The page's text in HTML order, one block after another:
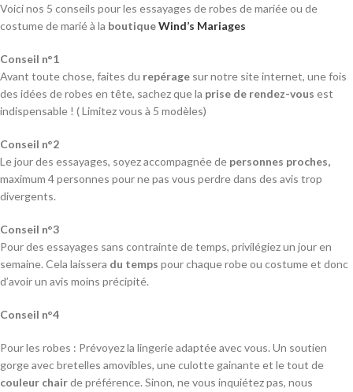
Voici nos 5 conseils pour les essayages de robes de mariée ou de
costume de marié à la boutiqueWind’s Mariages
Conseil n°1
Avant toute chose, faites du repérage sur notre site internet, une fois
des idées de robes en tête, sachez que la prise de rendez-vous est
indispensable ! ( Limitez vous à 5 modèles)
Conseil n°2
Le jour des essayages, soyez accompagnée de personnes proches,
maximum 4 personnes pour ne pas vous perdre dans des avis trop
divergents.
Conseil n°3
Pour des essayages sans contrainte de temps, privilégiez un jour en
semaine. Cela laissera du temps pour chaque robe ou costume et donc
d’avoir un avis moins précipité.
Conseil n°4
Pour les robes : Prévoyez la lingerie adaptée avec vous. Un soutien
gorge avec bretelles amovibles, une culotte gainante et le tout de
couleur chairde préférence. Sinon, ne vous inquiétez pas, nous